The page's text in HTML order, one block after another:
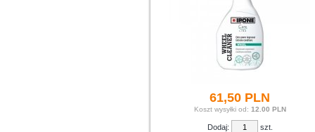
61,50 PLN
Koszt wysyłki od: 12.00 PLN
Dodaj: szt.